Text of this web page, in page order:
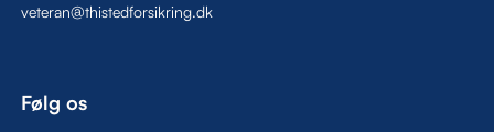
veteran@thistedforsikring.dk
Følg os